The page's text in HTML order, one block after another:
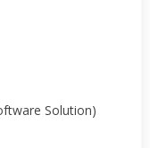
Solution)